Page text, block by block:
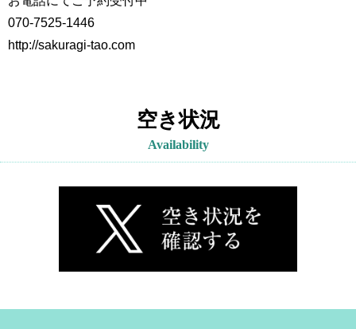
070-7525-1446
http://sakuragi-tao.com
空き状況
Availability